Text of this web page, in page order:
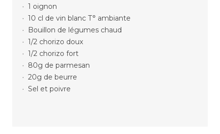
1 oignon
10 cl de vin blanc T° ambiante
Bouillon de légumes chaud
1/2 chorizo doux
1/2 chorizo fort
80g de parmesan
20g de beurre
Sel et poivre